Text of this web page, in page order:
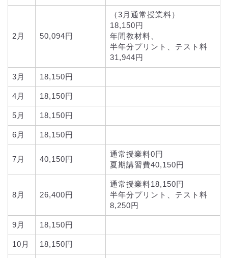
2月 50,094円
（3月通常授業料）
18,150円
年間教材料、
半年分プリント、テスト料
31,944円
3月 18,150円
4月 18,150円
5月 18,150円
6月 18,150円
7月 40,150円
通常授業料0円
夏期講習費40,150円
8月 26,400円
通常授業料18,150円
半年分プリント、テスト料
8,250円
9月 18,150円
10月 18,150円